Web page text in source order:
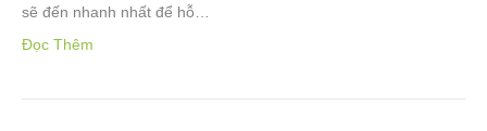
sẽ đến nhanh nhất để hỗ…
Đọc Thêm